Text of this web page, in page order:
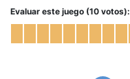
Evaluar este juego (10 votos):